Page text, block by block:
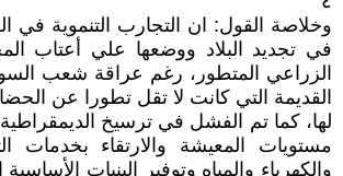
وخلاصة القول: ان التجارب التنموية
في تجديد البلاد ووضعها علي أعتاب
الزراعي المتطور، رغم عراقة شعب
القديمة التي كانت لا تقل تطورا عن
لها، كما تم الفشل في ترسيخ
مستويات المعيشة والارتقاء بخدمات
والكهرباء والمياه وتوفير البنيات الأساسية